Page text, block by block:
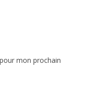
mon prochain